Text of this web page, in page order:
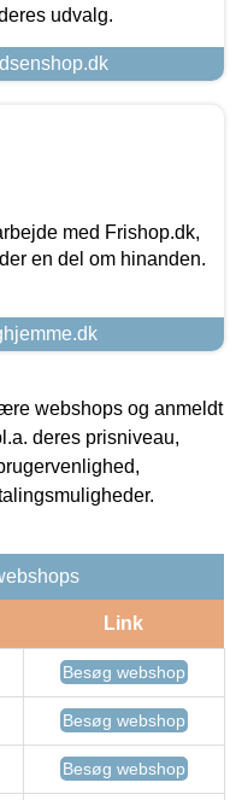
udvalg.
med Frishop.dk,
en del om hinanden.
webshops og anmeldt
deres prisniveau,
Link
Besøg webshop
Besøg webshop
Besøg webshop